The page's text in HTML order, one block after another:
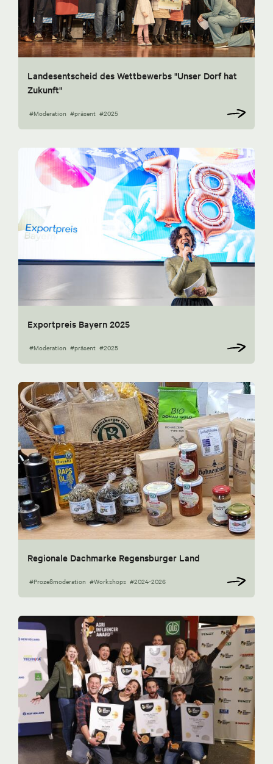
Landesentscheid des Wettbewerbs "Unser Dorf hat
Zukunft"
#Moderation #präsent #2025
Exportpreis Bayern 2025
#Moderation #präsent #2025
Regionale Dachmarke Regensburger Land
#Prozeßmoderation #Workshops #2024-2026